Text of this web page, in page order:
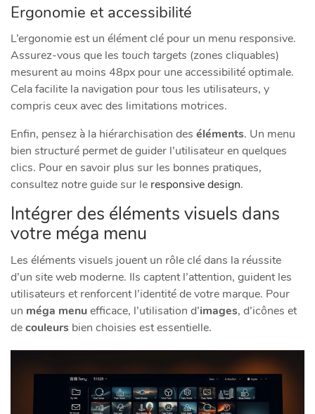
Ergonomie et accessibilité
L’ergonomie est un élément clé pour un menu responsive.
Assurez-vous que les touch targets (zones cliquables)
mesurent au moins 48px pour une accessibilité optimale.
Cela facilite la navigation pour tous les utilisateurs, y
compris ceux avec des limitations motrices.
Enfin, pensez à la hiérarchisation des éléments. Un menu
bien structuré permet de guider l’utilisateur en quelques
clics. Pour en savoir plus sur les bonnes pratiques,
consultez notre guide sur le responsive design.
Intégrer des éléments visuels dans
votre méga menu
Les éléments visuels jouent un rôle clé dans la réussite
d’un site web moderne. Ils captent l’attention, guident les
utilisateurs et renforcent l’identité de votre marque. Pour
un méga menuefficace, l’utilisation d’images, d’icônes et
decouleurs bien choisies est essentielle.